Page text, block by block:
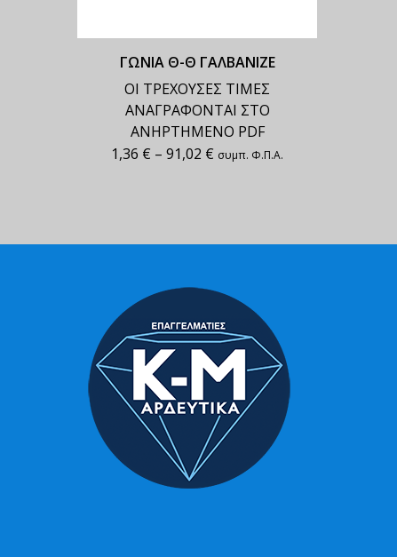
ΓΩΝΙΑ Θ-Θ ΓΑΛΒΑΝΙΖΕ
ΟΙ ΤΡΕΧΟΥΣΕΣ ΤΙΜΕΣ
ΑΝΑΓΡΑΦΟΝΤΑΙ ΣΤΟ
ΑΝΗΡΤΗΜΕΝΟ PDF
1,36 € – 91,02 € συμπ. Φ.Π.Α.